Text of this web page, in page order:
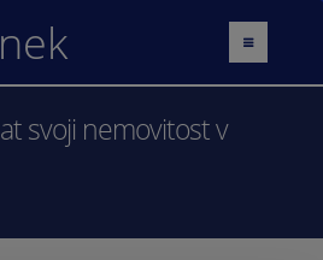
svoji nemovitost v